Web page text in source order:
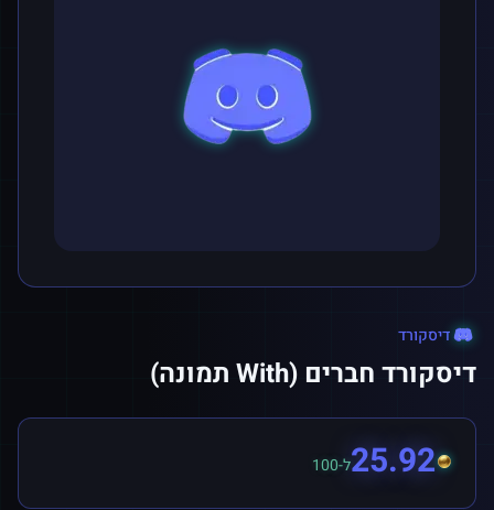
דיסקורד
דיסקורד חברים (With תמונה)
25.92ל-100